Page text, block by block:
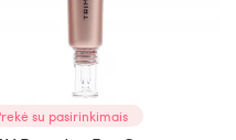
su pasirinkimais